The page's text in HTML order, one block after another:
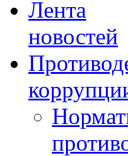
Лента
новостей